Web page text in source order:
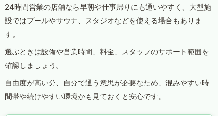
24時間営業の店舗なら早朝や仕事帰りにも通いやすく、大型施
設ではプールやサウナ、スタジオなどを使える場合もありま
す。
選ぶときは設備や営業時間、料金、スタッフのサポート範囲を
確認しましょう。
自由度が高い分、自分で通う意思が必要なため、混みやすい時
間帯や続けやすい環境かも見ておくと安心です。